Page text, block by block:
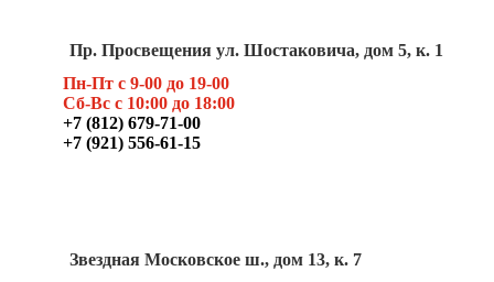
Пр. Просвещения ул. Шостаковича, дом 5, к. 1
Пн-Пт с 9-00 до 19-00
Сб-Вс с 10:00 до 18:00
+7 (812) 679-71-00
+7 (921) 556-61-15
Звездная Московское ш., дом 13, к. 7